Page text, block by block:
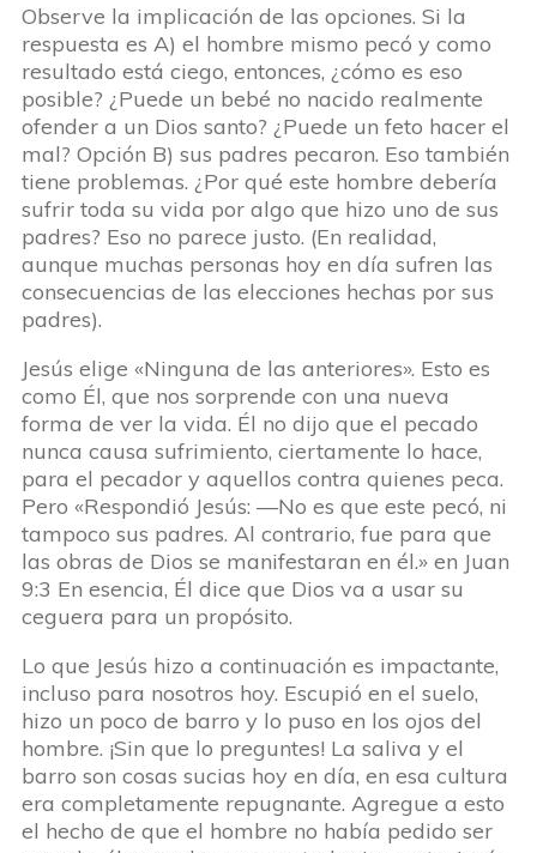
Observe la implicación de las opciones. Si la
respuesta es A) el hombre mismo pecó y como
resultado está ciego, entonces, ¿cómo es eso
posible? ¿Puede un bebé no nacido realmente
ofender a un Dios santo? ¿Puede un feto hacer el
mal? Opción B) sus padres pecaron. Eso también
tiene problemas. ¿Por qué este hombre debería
sufrir toda su vida por algo que hizo uno de sus
padres? Eso no parece justo. (En realidad,
aunque muchas personas hoy en día sufren las
consecuencias de las elecciones hechas por sus
padres).
Jesús elige «Ninguna de las anteriores». Esto es
como Él, que nos sorprende con una nueva
forma de ver la vida. Él no dijo que el pecado
nunca causa sufrimiento, ciertamente lo hace,
para el pecador y aquellos contra quienes peca.
Pero «Respondió Jesús: —No es que este pecó, ni
tampoco sus padres. Al contrario, fue para que
las obras de Dios se manifestaran en él.» en Juan
9:3 En esencia, Él dice que Dios va a usar su
ceguera para un propósito.
Lo que Jesús hizo a continuación es impactante,
incluso para nosotros hoy. Escupió en el suelo,
hizo un poco de barro y lo puso en los ojos del
hombre. ¡Sin que lo preguntes! La saliva y el
barro son cosas sucias hoy en día, en esa cultura
era completamente repugnante. Agregue a esto
el hecho de que el hombre no había pedido ser